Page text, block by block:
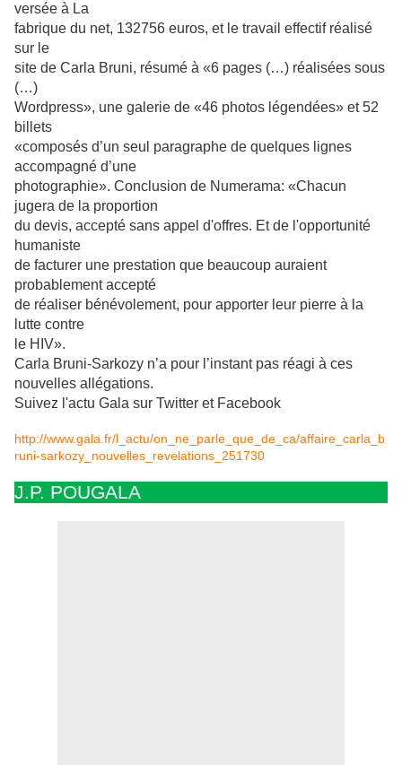
versée à La
fabrique du net, 132756 euros, et le travail effectif réalisé
sur le
site de Carla Bruni, résumé à «6 pages (…) réalisées sous
(…)
Wordpress», une galerie de «46 photos légendées» et 52
billets
«composés d’un seul paragraphe de quelques lignes
accompagné d’une
photographie». Conclusion de Numerama: «Chacun
jugera de la proportion
du devis, accepté sans appel d'offres. Et de l'opportunité
humaniste
de facturer une prestation que beaucoup auraient
probablement accepté
de réaliser bénévolement, pour apporter leur pierre à la
lutte contre
le HIV».
Carla Bruni-Sarkozy n’a pour l’instant pas réagi à ces
nouvelles allégations.
Suivez l'actu Gala sur Twitter et Facebook
http://www.gala.fr/l_actu/on_ne_parle_que_de_ca/affaire_carla_b
runi-sarkozy_nouvelles_revelations_251730
J.P. POUGALA